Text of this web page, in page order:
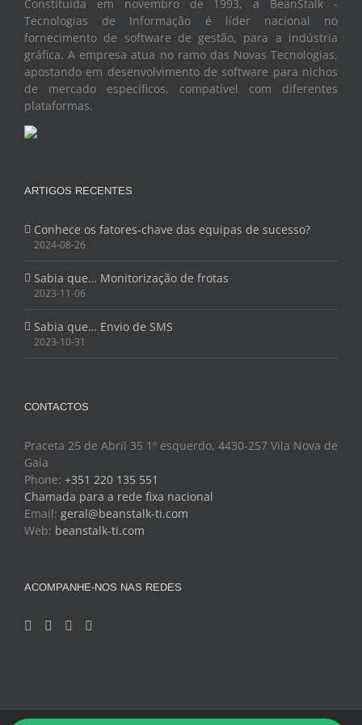
Constituída em novembro de 1993, a BeanStalk -
Tecnologias de Informação é líder nacional no
fornecimento de software de gestão, para a indústria
gráfica. A empresa atua no ramo das Novas Tecnologias,
apostando em desenvolvimento de software para nichos
de mercado específicos, compatível com diferentes
plataformas.
ARTIGOS RECENTES
Conhece os fatores-chave das equipas de sucesso?
2024-08-26
Sabia que… Monitorização de frotas
2023-11-06
Sabia que… Envio de SMS
2023-10-31
CONTACTOS
Praceta 25 de Abril 35 1º esquerdo, 4430-257 Vila Nova de
Gaia
Phone: +351 220 135 551
Chamada para a rede fixa nacional
Email: geral@beanstalk-ti.com
Web: beanstalk-ti.com
ACOMPANHE-NOS NAS REDES
Copyright 2024 - BeanStalk - Tecnologias de Informação